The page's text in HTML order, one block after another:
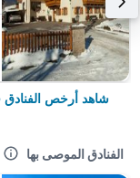
شاهد أرخص
الفنادق الموصى بها